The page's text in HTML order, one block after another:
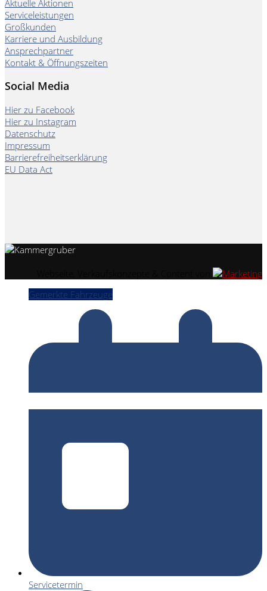
Aktuelle Aktionen
Serviceleistungen
Großkunden
Karriere und Ausbildung
Ansprechpartner
Kontakt & Öffnungszeiten
Social Media
Hier zu Facebook
Hier zu Instagram
Datenschutz
Impressum
Barrierefreiheitserklärung
EU Data Act
Gemerkte Fahrzeuge
Servicetermin